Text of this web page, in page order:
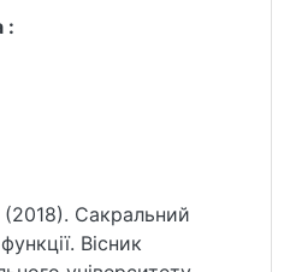
:
Сакральний
Вісник